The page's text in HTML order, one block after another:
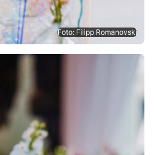
Foto: Filipp Romanovski